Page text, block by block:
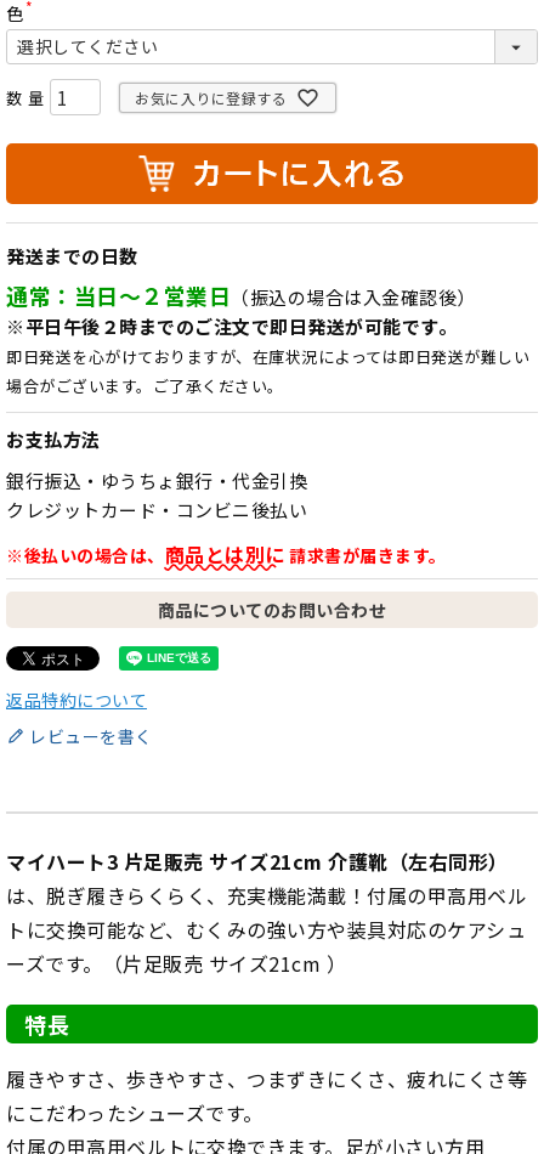
色
(
必
須
)
お気に入りに登録する
発送までの日数
通常：当日～２営業日 （振込の場合は入金確認後）
※平日午後２時までのご注文で即日発送が可能です。
即日発送を心がけておりますが、在庫状況によっては即日発送が難しい
場合がございます。ご了承ください。
お支払方法
銀行振込・ゆうちょ銀行・代金引換
クレジットカード・コンビニ後払い
※後払いの場合は、 商品とは別に 請求書が届きます。
商品についてのお問い合わせ
返品特約について
レビューを書く
マイハート3 片足販売 サイズ21cm 介護靴（左右同形）
は、脱ぎ履きらくらく、充実機能満載！付属の甲高用ベル
トに交換可能など、むくみの強い方や装具対応のケアシュ
ーズです。（片足販売 サイズ21cm ）
特長
履きやすさ、歩きやすさ、つまずきにくさ、疲れにくさ等
にこだわったシューズです。
付属の甲高用ベルトに交換できます。足が小さい方用